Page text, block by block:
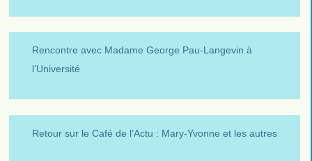
Rencontre avec Madame George Pau-Langevin à
l’Université
Retour sur le Café de l’Actu : Mary-Yvonne et les autres